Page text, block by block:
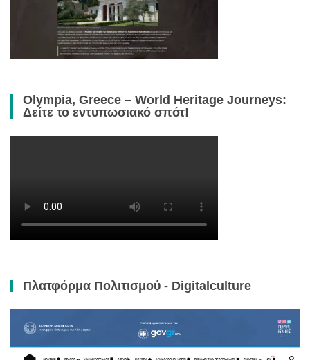
Olympia, Greece – World Heritage Journeys:
Δείτε το εντυπωσιακό σπότ!
Πλατφόρμα Πολιτισμού - Digitalculture